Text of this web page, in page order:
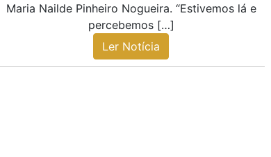
Maria Nailde Pinheiro Nogueira. “Estivemos lá e
percebemos […]
Ler Notícia